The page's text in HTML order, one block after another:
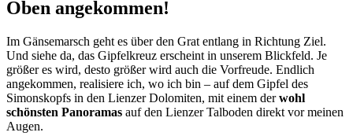
Oben angekommen!
Im Gänsemarsch geht es über den Grat entlang in Richtung Ziel.
Und siehe da, das Gipfelkreuz erscheint in unserem Blickfeld. Je
größer es wird, desto größer wird auch die Vorfreude. Endlich
angekommen, realisiere ich, wo ich bin – auf dem Gipfel des
Simonskopfs in den Lienzer Dolomiten, mit einem derwohl
schönsten Panoramas auf den Lienzer Talboden direkt vor meinen
Augen.